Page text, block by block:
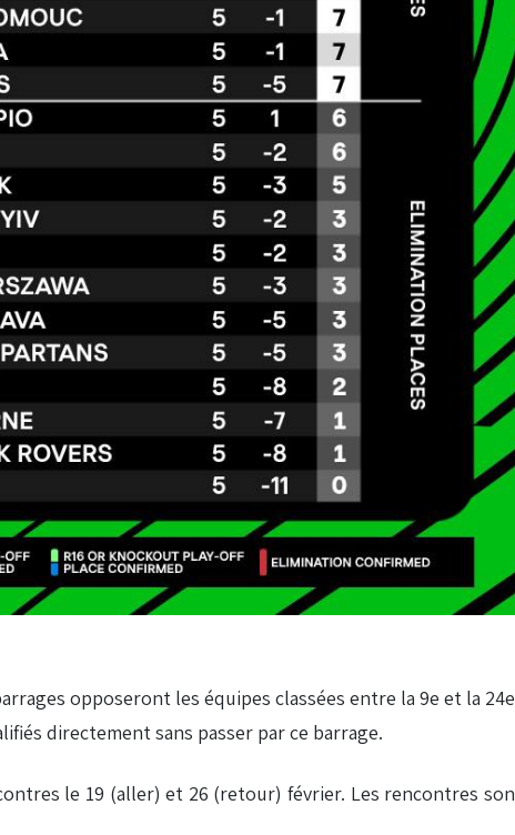
opposeront les équipes classées entre la 9e et la
directement sans passer par ce barrage.
le 19 (aller) et 26 (retour) février. Les rencontres